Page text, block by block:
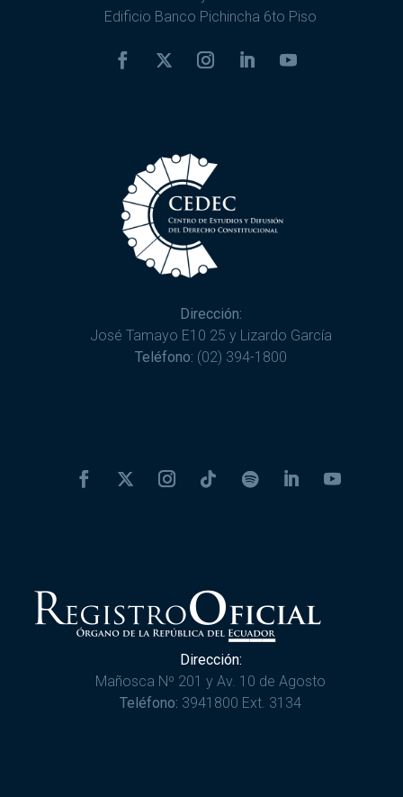
Edificio Banco Pichincha 6to Piso
Dirección:
José Tamayo E10 25 y Lizardo García
Teléfono: (02) 394-1800
Dirección:
Mañosca Nº 201 y Av. 10 de Agosto
Teléfono: 3941800 Ext. 3134